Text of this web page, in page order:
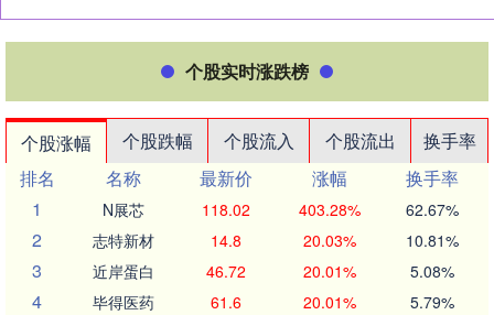
个股实时涨跌榜
个股涨幅 个股跌幅 个股流入 个股流出
换手率
排名
名称 最新价 涨幅
换手率
1
N展芯 118.02 403.28% 62.67%
2 志特新材 14.8 20.03% 10.81%
3 近岸蛋白 46.72 20.01% 5.08%
4 毕得医药 61.6 20.01% 5.79%